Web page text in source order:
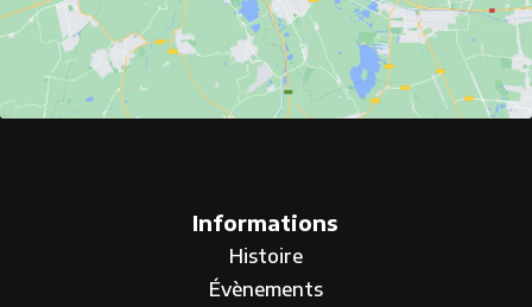
Informations
Histoire
Évènements